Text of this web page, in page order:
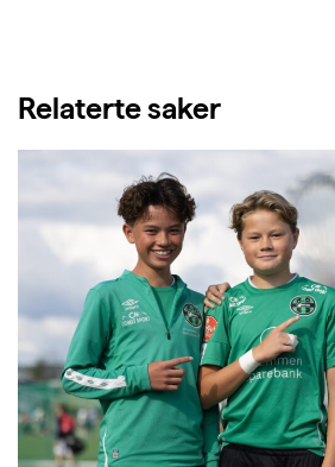
Relaterte saker